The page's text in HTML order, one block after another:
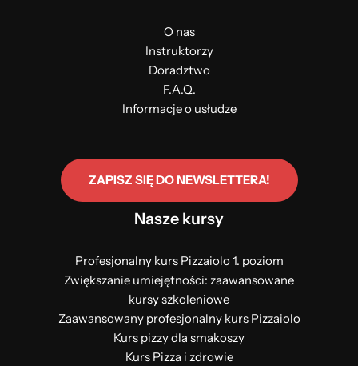
O nas
Instruktorzy
Doradztwo
F.A.Q.
Informacje o usłudze
ZAPISZ SIĘ DO NEWSLETTERA!
Nasze kursy
Profesjonalny kurs Pizzaiolo 1. poziom
Zwiększanie umiejętności: zaawansowane
kursy szkoleniowe
Zaawansowany profesjonalny kurs Pizzaiolo
Kurs pizzy dla smakoszy
Kurs Pizza i zdrowie